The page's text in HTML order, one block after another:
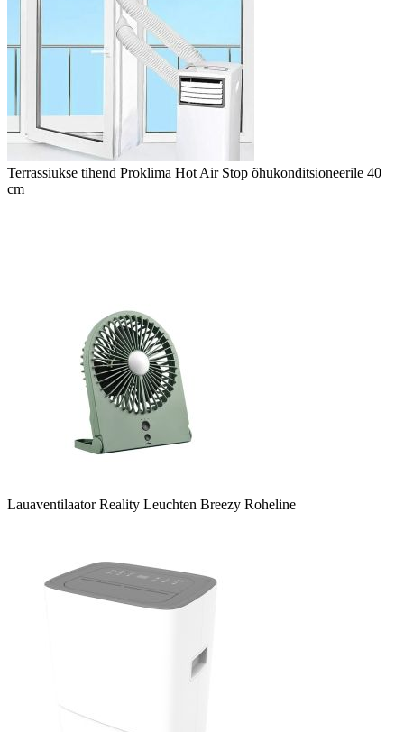
Terrassiukse tihend Proklima Hot Air Stop õhukonditsioneerile 40
cm
Lauaventilaator Reality Leuchten Breezy Roheline